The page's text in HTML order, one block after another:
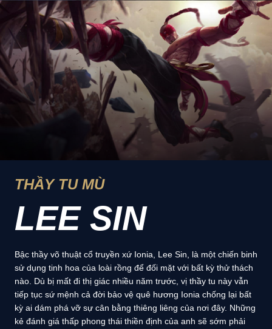
THẦY TU MÙ
LEE SIN
Bậc thầy võ thuật cổ truyền xứ Ionia, Lee Sin, là một chiến binh
sử dụng tinh hoa của loài rồng để đối mặt với bất kỳ thử thách
nào. Dù bị mất đi thị giác nhiều năm trước, vị thầy tu này vẫn
tiếp tục sứ mệnh cả đời bảo vệ quê hương Ionia chống lại bất
kỳ ai dám phá vỡ sự cân bằng thiêng liêng của nơi đây. Những
kẻ đánh giá thấp phong thái thiền định của anh sẽ sớm phải